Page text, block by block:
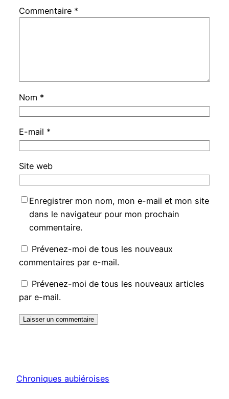
Commentaire *
Nom *
E-mail *
Site web
Enregistrer mon nom, mon e-mail et mon site
dans le navigateur pour mon prochain
commentaire.
Prévenez-moi de tous les nouveaux
commentaires par e-mail.
Prévenez-moi de tous les nouveaux articles
par e-mail.
Chroniques aubiéroises